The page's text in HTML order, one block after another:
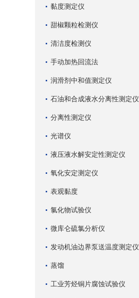
黏度测定仪
甜椒颗粒检测仪
清洁度检测仪
手动加热回流法
润滑剂中和值测定仪
石油和合成液水分离性测定仪
分离性测定仪
光谱仪
液压液水解安定性测定仪
氧化安定测定仪
表观黏度
氯化物试验仪
微库仑硫氯分析仪
发动机油边界泵送温度测定仪
蒸馏
工业芳烃铜片腐蚀试验仪